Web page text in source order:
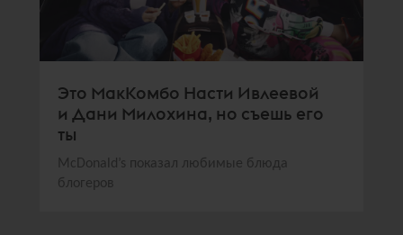
Это МакКомбо Насти Ивлеевой
и Дани Милохина, но съешь его
ты
McDonald’s показал любимые блюда
блогеров